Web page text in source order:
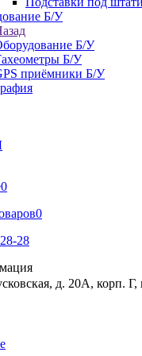
Б/У
Б/У
Б/У
приёмники Б/У
0
0
28
д. 20А, корп. Г,